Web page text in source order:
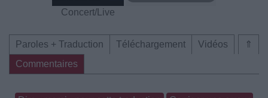
Concert/Live
⇑
Paroles + Traduction Téléchargement
Vidéos
Commentaires